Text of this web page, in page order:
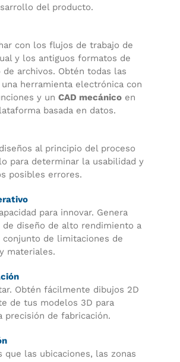
del producto.
con los flujos de trabajo de
y los antiguos formatos de
de archivos. Obtén todas las
herramienta electrónica con
y un CAD mecánico en
basada en datos.
al principio del proceso
para determinar la usabilidad y
posibles errores.
para innovar. Genera
de diseño de alto rendimiento a
conjunto de limitaciones de
materiales.
Obtén fácilmente dibujos 2D
de tus modelos 3D para
precisión de fabricación.
que las ubicaciones, las zonas